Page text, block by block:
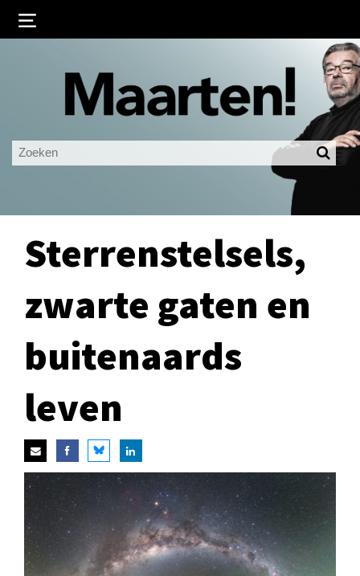
Ingelogd blijven
LOGIN
Sterrenstelsels,
zwarte gaten en
buitenaards
leven